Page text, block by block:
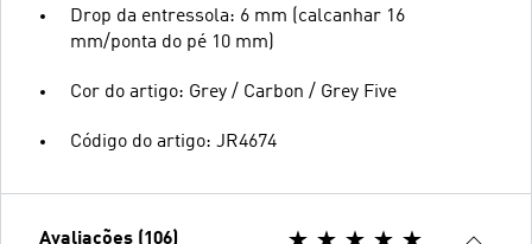
Drop da entressola: 6 mm (calcanhar 16
mm/ponta do pé 10 mm)
Cor do artigo: Grey / Carbon / Grey Five
Código do artigo: JR4674
Avaliações (106)